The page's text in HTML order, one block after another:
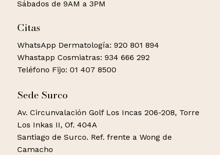
No hay productos en el
Go to shop
Separa una cita
para mejorar la calidad de piel.
Separa una cita
personalizada para establecer un adecuado
de antioxidantes, despigmentantes, protector solar
y tratamientos como láser Q Swtiched, peelings y
mesoterapia despigmentante.
Separa una cita
de la epidermis o la dermis.
entre otros podrían exacerbarlo.
Se requiere de una consulta dermatológica
personalizada para establecer un adecuado
tratamiento. Puede mejorar su aspecto con el uso
de antioxidantes, despigmentantes, protector solar
y tratamientos como láser Q Swtiched, peelings y
mesoterapia despigmentante.
Separa una cita
Sábados de 9AM a 3PM
Citas
WhatsApp Dermatología: 920 801 894
Whastapp Cosmiatras: 934 666 292
Teléfono Fijo: 01 407 8500
Sede Surco
Av. Circunvalación Golf Los Incas 206-208, Torre
Los Inkas II, Of. 404A
Santiago de Surco. Ref. frente a Wong de
Camacho